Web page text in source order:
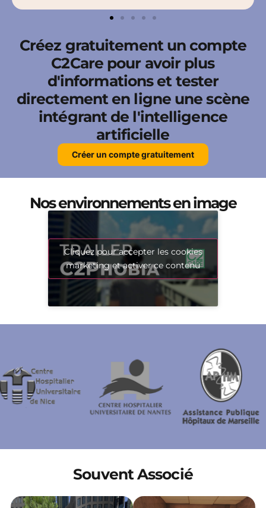
Créez gratuitement un compte
C2Care pour avoir plus
d'informations et tester
directement en ligne une scène
intégrant de l'intelligence
artificielle
Créer un compte gratuitement
Nos environnements en image
Cliquez pour accepter les cookies
marketing et activer ce contenu
Souvent Associé